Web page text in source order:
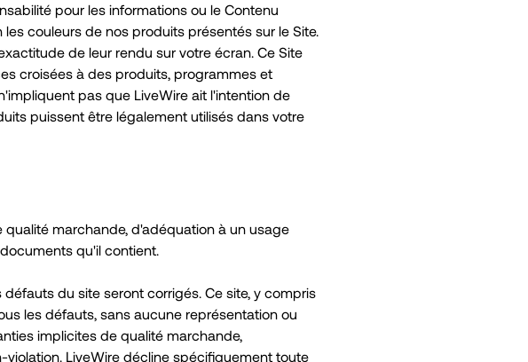
pour les informations ou le Contenu
couleurs de nos produits présentés sur le Site.
de leur rendu sur votre écran. Ce Site
croisées à des produits, programmes et
pas que LiveWire ait l'intention de
puissent être légalement utilisés dans votre
qualité marchande, d'adéquation à un usage
qu'il contient.
du site seront corrigés. Ce site, y compris
les défauts, sans aucune représentation ou
implicites de qualité marchande,
LiveWire décline spécifiquement toute